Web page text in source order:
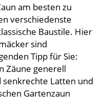
am besten zu
verschiedenste
Baustile. Hier
sind
Tipp für Sie:
Zäune generell
Latten und
Gartenzaun